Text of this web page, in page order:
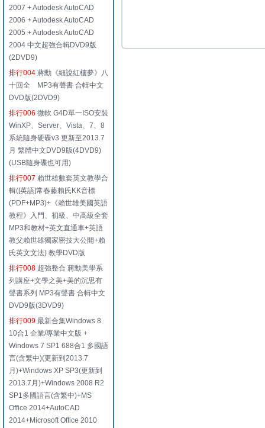
2007 + Autodesk AutoCAD
2006 + Autodesk AutoCAD
2005 + Autodesk AutoCAD
2004 中文超強合輯DVD9版
(2DVD9)
排行004 蔣勳《細說紅樓夢》八
十回全 MP3有聲書 合輯中文
DVD版(2DVD9)
排行006 微軟 G4D單一ISO安裝
WinXP、Server、Vista、7、8
系統隨身硬碟v3 更新至2013.7
月 繁體中文DVD9版(4DVD9)
(USB隨身碟也可用)
排行007 賴世雄數套英文教學合
輯([英語]常春藤賴氏KK音標
(PDF+MP3)+《賴世雄美國英語
教程》入門、初級、中高級全套
MP3和教材+英文直通車+英語
教父賴世雄獨家密技大公開+賴
氏英文文法) 教學DVD版
排行008 超強整合 蔣勳美學系
列講座+文學之美+美的沉思有
聲書系列 MP3有聲書 合輯中文
DVD9版(3DVD9)
排行009 最新合集Windows 8
10合1 企業/專業中文版 +
Windows 7 SP1 688合1 多國語
言(含繁中)(更新到2013.7
月)+Windows XP SP3(更新到
2013.7月)+Windows 2008 R2
SP1多國語言(含繁中)+MS
Office 2014+AutoCAD
2014+Microsoft Office 2010